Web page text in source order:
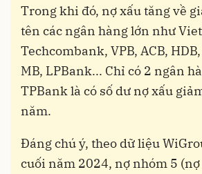
Trong khi đó, nợ xấu tăng về
tên các ngân hàng lớn như
Techcombank, VPB, ACB,
MB, LPBank... Chỉ có 2 ngân
TPBank là có số dư nợ xấu
năm.
Đáng chú ý, theo dữ liệu
cuối năm 2024, nợ nhóm 5